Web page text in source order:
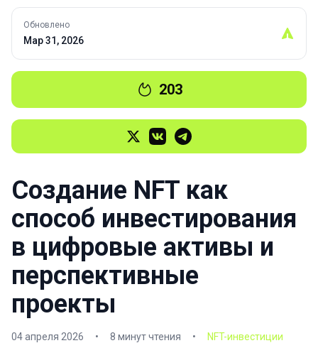
Обновлено
Мар 31, 2026
203
Создание NFT как
способ инвестирования
в цифровые активы и
перспективные
проекты
04 апреля 2026 • 8 минут чтения • NFT-инвестиции